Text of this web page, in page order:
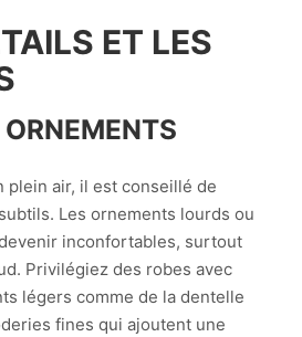
ET LES
plein air, il est conseillé de
Les ornements lourds ou
inconfortables, surtout
Privilégiez des robes avec
légers comme de la dentelle
fines qui ajoutent une